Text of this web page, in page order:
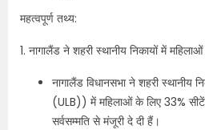
महत्वपूर्ण तथ्य:
1. नागालैंड ने शहरी स्थानीय निकायों में
नागालैंड विधानसभा ने शहरी
(ULB)) में महिलाओं के लिए 33%
सर्वसम्मति से मंजूरी दे दी हैं।